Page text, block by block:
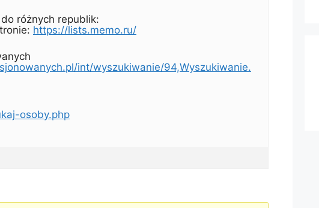
różnych republik:
https://lists.memo.ru/
int/wyszukiwanie/94,Wyszukiwanie.
osoby.php